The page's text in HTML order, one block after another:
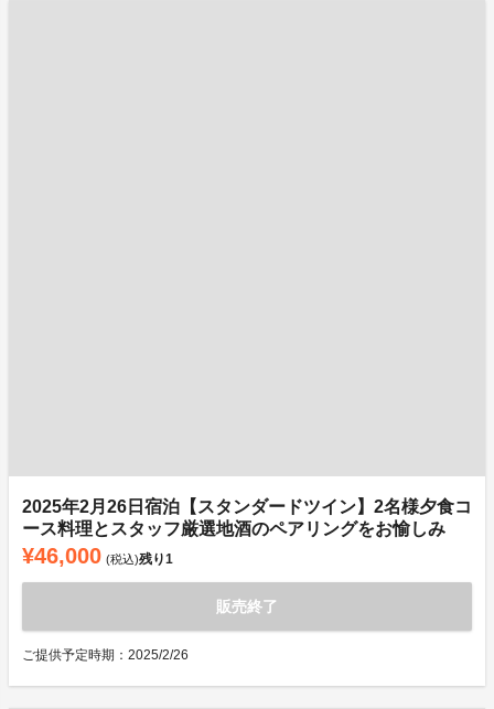
2025年2月26日宿泊【スタンダードツイン】2名様夕食コ
ース料理とスタッフ厳選地酒のペアリングをお愉しみ
¥46,000 (税込)残り1
販売終了
ご提供予定時期：2025/2/26